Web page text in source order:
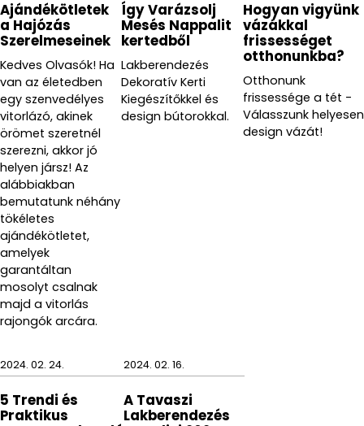
Ajándékötletek
a Hajózás
Szerelmeseinek
Kedves Olvasók! Ha
van az életedben
egy szenvedélyes
vitorlázó, akinek
örömet szeretnél
szerezni, akkor jó
helyen jársz! Az
alábbiakban
bemutatunk néhány
tökéletes
ajándékötletet,
amelyek
garantáltan
mosolyt csalnak
majd a vitorlás
rajongók arcára.
Így Varázsolj
Mesés Nappalit
kertedből
Lakberendezés
Dekoratív Kerti
Kiegészítőkkel és
design bútorokkal.
Hogyan vigyünk
vázákkal
frissességet
otthonunkba?
Otthonunk
frissessége a tét -
Válasszunk helyesen
design vázát!
2024. 02. 24.
5 Trendi és
Praktikus
2024. 02. 16.
A Tavaszi
Lakberendezés